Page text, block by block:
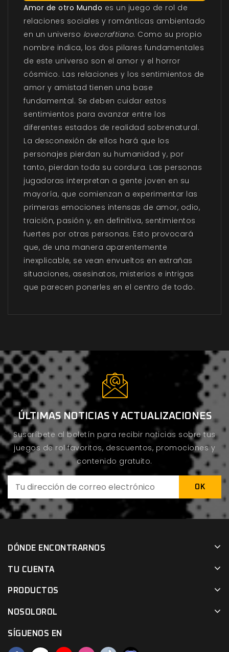
Amor de otro Mundo es un juego de rol de
relaciones sociales y románticas ambientado
en un universo lovecraftiano. Como su propio
nombre indica, los dos pilares fundamentales
de este universo son el amor y el horror
cósmico. Las relaciones y los sentimientos de
amor y amistad tienen una base
fundamental. Se deben cuidar estos
sentimientos para avanzar entre los
diferentes estados de realidad sobrenatural.
La desconexión de ellos hará que los
personajes pierdan su humanidad y, por
tanto, pierdan toda su cordura. Las personas
jugadoras interpretan a gente joven en su
mayoría, que comienzan a experimentar las
primeras emociones intensas de amor, odio,
traición, pasión y, en definitiva, sentimientos
fuertes por otras personas. Esto provocará
que, de una manera aparentemente
inexplicable, se vean envueltos en extrañas
situaciones, asesinatos, misterios e intrigas
que parecen ponerles en el centro de todo.
ÚLTIMAS NOTICIAS Y ACTUALIZACIONES
Suscríbete al boletín para recibir noticias sobre tus
juegos de rol favoritos, descuentos, promociones y
contenido gratuito.
DÓNDE ENCONTRARNOS
TU CUENTA
PRODUCTOS
NOSOLOROL
SÍGUENOS EN